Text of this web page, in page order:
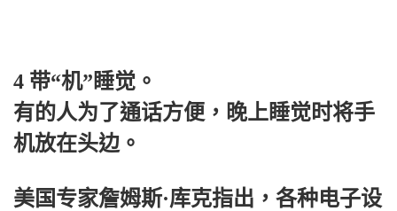
4 带“机”睡觉。
有的人为了通话方便，晚上睡觉时将手
机放在头边。
美国专家詹姆斯·库克指出，各种电子设